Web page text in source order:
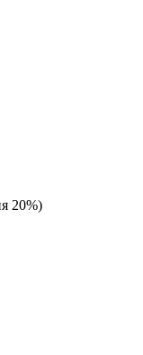
20%)